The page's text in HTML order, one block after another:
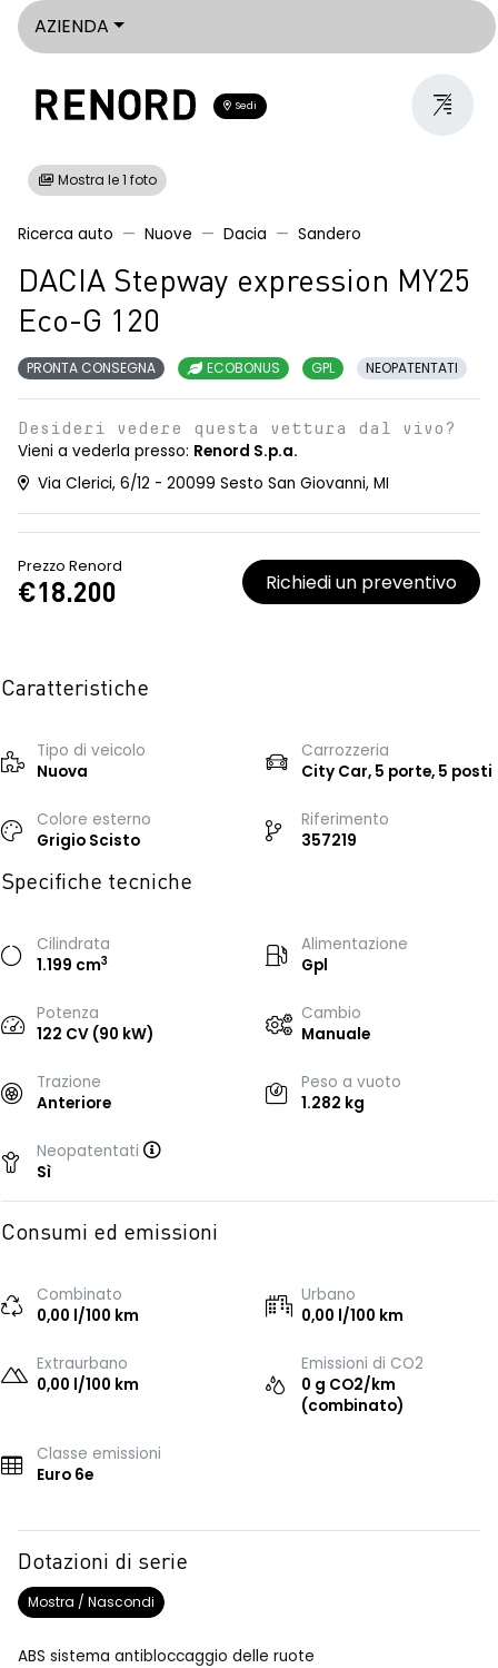
AZIENDA
Sedi
Mostra le 1 foto
Ricerca auto Nuove Dacia Sandero
DACIA Stepway expression MY25
Eco-G 120
PRONTA CONSEGNA ECOBONUS GPL NEOPATENTATI
Desideri vedere questa vettura dal vivo?
Vieni a vederla presso: Renord S.p.a.
Via Clerici, 6/12 - 20099 Sesto San Giovanni, MI
Prezzo Renord
€18.200 Richiedi un preventivo
Caratteristiche
Tipo di veicolo
Nuova
Carrozzeria
City Car, 5 porte, 5 posti
Colore esterno
Grigio Scisto
Riferimento
357219
Specifiche tecniche
Cilindrata
1.199 cm3
Alimentazione
Gpl
Potenza
122 CV (90 kW)
Cambio
Manuale
Trazione
Anteriore
Peso a vuoto
1.282 kg
Neopatentati
Sì
Consumi ed emissioni
Combinato
0,00 l/100 km
Urbano
0,00 l/100 km
Extraurbano
0,00 l/100 km
Emissioni di CO2
0 g CO2/km
(combinato)
Classe emissioni
Euro 6e
Dotazioni di serie
Mostra / Nascondi
ABS sistema antibloccaggio delle ruote